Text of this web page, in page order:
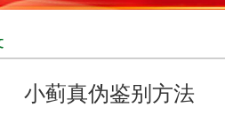
小蓟真伪鉴别方法